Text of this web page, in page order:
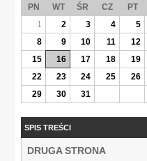
PN WT ŚR CZ PT
1
2 3 4 5
8
9 10 11 12
15
16 17 18 19
22
23 24 25 26
29
30 31
SPIS TREŚCI
DRUGA STRONA